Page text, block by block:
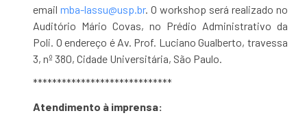
emailmba-lassu@usp.br. O workshop será realizado no
Auditório Mário Covas, no Prédio Administrativo da
Poli. O endereço é Av. Prof. Luciano Gualberto, travessa
3, nº 380, Cidade Universitária, São Paulo.
*****************************
Atendimento à imprensa: